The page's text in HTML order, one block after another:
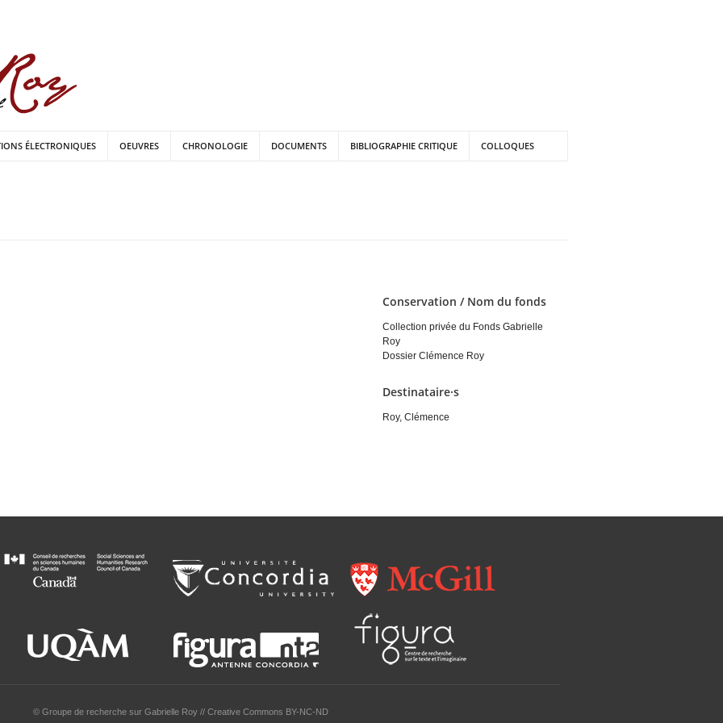
ÉLECTRONIQUES OEUVRES CHRONOLOGIE DOCUMENTS BIBLIOGRAPHIE CRITIQUE COLLOQUES
Conservation / Nom du fonds
Collection privée du Fonds Gabrielle
Roy
Dossier Clémence Roy
Destinataire·s
Roy, Clémence
© Groupe de recherche sur Gabrielle Roy // Creative Commons BY-NC-ND